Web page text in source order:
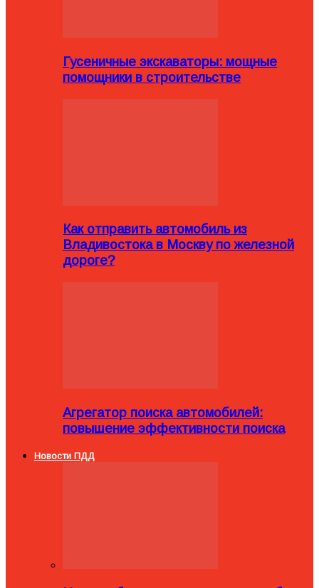
Гусеничные экскаваторы: мощные
помощники в строительстве
Как отправить автомобиль из
Владивостока в Москву по железной
дороге?
Агрегатор поиска автомобилей:
повышение эффективности поиска
Новости ПДД